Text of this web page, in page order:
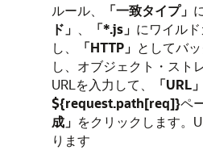
ルール、
「一致タイプ」
ド」 、 「*.js」 にワイル
し、
「HTTP」 としてバ
し、オブジェクト・スト
URLを入力して、
「URL」
${request.path[req]}ペ
成」 をクリックします。
ります